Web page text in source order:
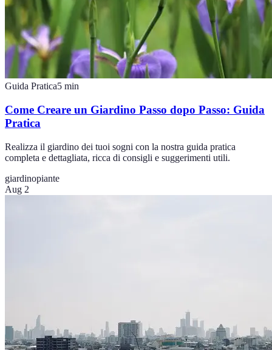
Guida Pratica5 min
Come Creare un Giardino Passo dopo Passo: Guida
Pratica
Realizza il giardino dei tuoi sogni con la nostra guida pratica
completa e dettagliata, ricca di consigli e suggerimenti utili.
giardinopiante
Aug 2